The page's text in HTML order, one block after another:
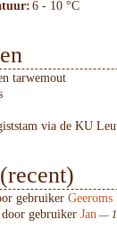
6 - 10 °C
tarwemout
via de KU
gebruiker Geeroms
door gebruiker Jan —